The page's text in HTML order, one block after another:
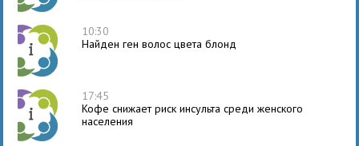
10:30
Найден ген волос цвета блонд
17:45
Кофе снижает риск инсульта среди женского
населения